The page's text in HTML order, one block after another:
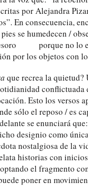
por Alejandra
En consecuencia,
se humedecen /
porque no lo
por los objetos con
que recrea la quietud?
Esto los versos
sólo el reposo / es
se
designio como
nostalgiosa de la
historias con
el fragmento
poner en